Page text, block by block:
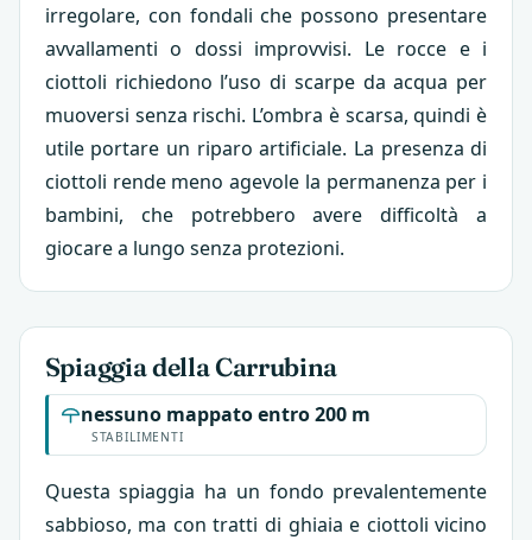
irregolare, con fondali che possono presentare
avvallamenti o dossi improvvisi. Le rocce e i
ciottoli richiedono l’uso di scarpe da acqua per
muoversi senza rischi. L’ombra è scarsa, quindi è
utile portare un riparo artificiale. La presenza di
ciottoli rende meno agevole la permanenza per i
bambini, che potrebbero avere difficoltà a
giocare a lungo senza protezioni.
Spiaggia della Carrubina
STABILIMENTI
nessuno mappato entro 200 m
Questa spiaggia ha un fondo prevalentemente
sabbioso, ma con tratti di ghiaia e ciottoli vicino